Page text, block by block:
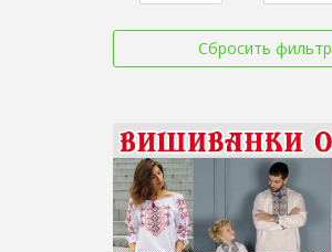
Сбросить фильтр